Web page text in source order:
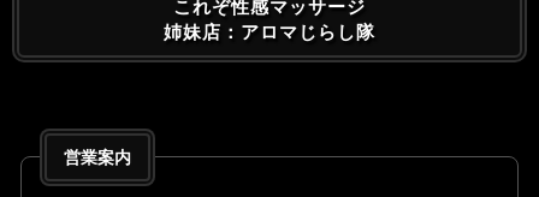
これぞ性感マッサージ
姉妹店：アロマじらし隊
営業案内